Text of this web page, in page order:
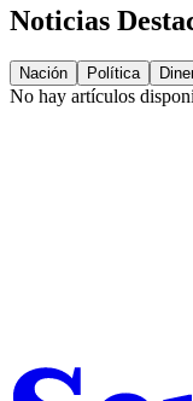
Noticias
Nación Política
No hay artículos